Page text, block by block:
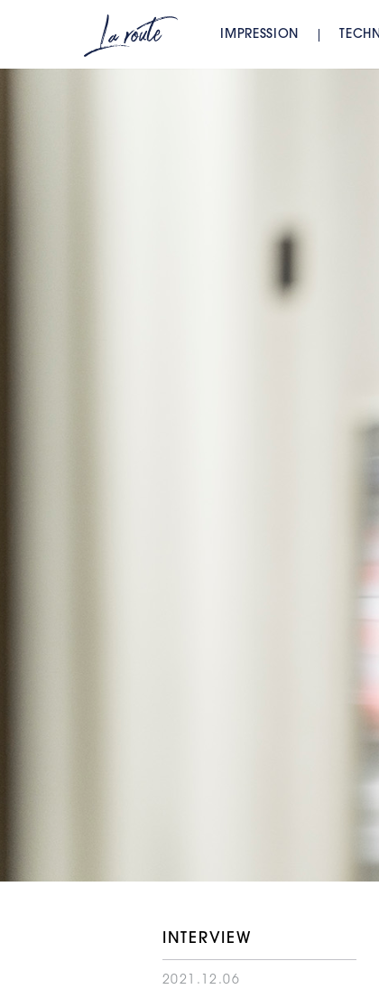
IMPRESSION
INTERVIEW
2021.12.06